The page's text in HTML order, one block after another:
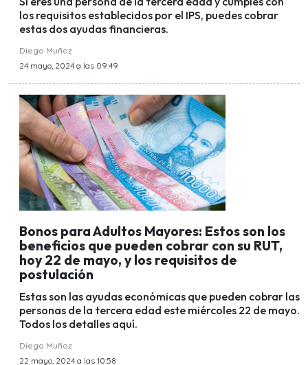
los requisitos establecidos por el IPS, puedes cobrar
estas dos ayudas financieras.
Diego Muñoz
24 mayo, 2024 a las 09:49
Bonos para Adultos Mayores: Estos son los
beneficios que pueden cobrar con su RUT,
hoy 22 de mayo, y los requisitos de
postulación
Estas son las ayudas económicas que pueden cobrar las
personas de la tercera edad este miércoles 22 de mayo.
Todos los detalles aquí.
Diego Muñoz
22 mayo, 2024 a las 10:58